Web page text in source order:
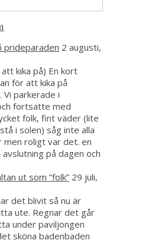
prideparaden 2 augusti,
kika på) En kort
för att kika på
Vi parkerade i
fortsatte med
folk, fint väder (lite
i solen) såg inte alla
men roligt var det. en
på dagen och
ut som ”folk” 29 juli,
det blivit så nu är
ute. Regnar det går
under paviljongen
sköna badenbaden